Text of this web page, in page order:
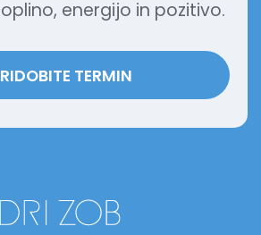
energijo in pozitivo.
TERMIN